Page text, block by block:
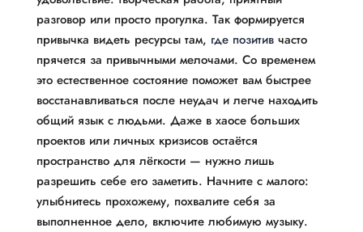
разговор или просто прогулка. Так формируется
привычка видеть ресурсы там, где позитив часто
прячется за привычными мелочами. Со временем
это естественное состояние поможет вам быстрее
восстанавливаться после неудач и легче находить
общий язык с людьми. Даже в хаосе больших
проектов или личных кризисов остаётся
пространство для лёгкости — нужно лишь
разрешить себе его заметить. Начните с малого:
улыбнитесь прохожему, похвалите себя за
выполненное дело, включите любимую музыку.